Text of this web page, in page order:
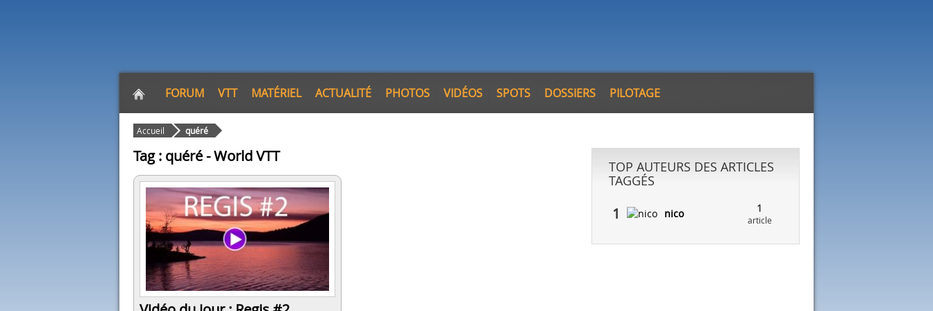
FORUM VTT MATÉRIEL ACTUALITÉ PHOTOS VIDÉOS SPOTS DOSSIERS PILOTAGE
Accueil quéré
Tag : quéré - World VTT
TOP AUTEURS DES ARTICLES
TAGGÉS
1 nico 1
article